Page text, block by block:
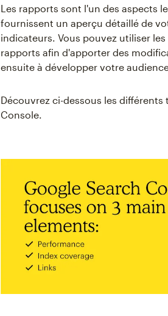
Les rapports sont l'un des aspects
fournissent un aperçu détaillé de
indicateurs. Vous pouvez utiliser
rapports afin d'apporter des
ensuite à développer votre
Découvrez ci-dessous les
Console.